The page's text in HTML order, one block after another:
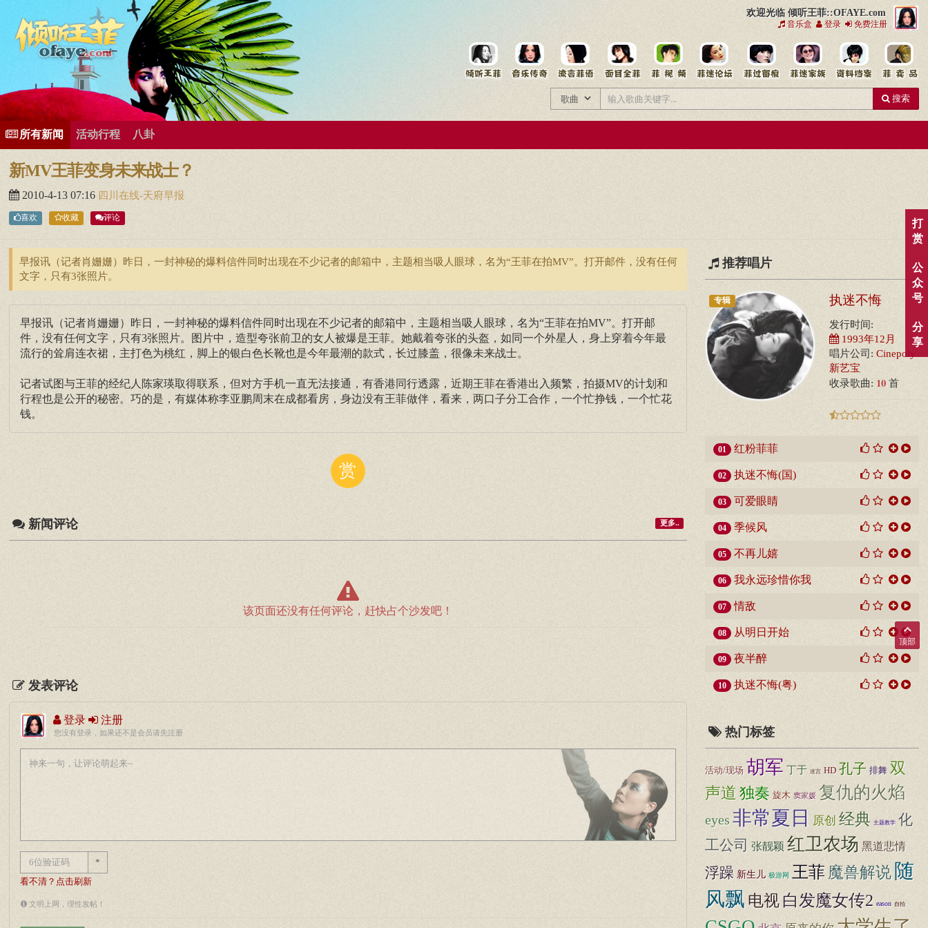
欢迎光临 倾听王菲::OFAYE.com
音乐盒 登录 免费注册
有歌曲专辑
王菲新闻王菲的精美图片王菲精彩视频王菲论坛给王菲留言用户中心王菲资料档案
搜索
所有新闻 活动行程 八卦
新MV王菲变身未来战士？
2010-4-13 07:16 四川在线-天府早报
喜欢 收藏 评论
早报讯（记者肖姗姗）昨日，一封神秘的爆料信件同时出现在不少记者的邮箱中，主题相当吸人眼球，名为“王菲在拍MV”。打开邮件，没有任何
文字，只有3张照片。
早报讯（记者肖姗姗）昨日，一封神秘的爆料信件同时出现在不少记者的邮箱中，主题相当吸人眼球，名为“王菲在拍MV”。打开邮
件，没有任何文字，只有3张照片。图片中，造型夸张前卫的女人被爆是王菲。她戴着夸张的头盔，如同一个外星人，身上穿着今年最
流行的耸肩连衣裙，主打色为桃红，脚上的银白色长靴也是今年最潮的款式，长过膝盖，很像未来战士。
记者试图与王菲的经纪人陈家瑛取得联系，但对方手机一直无法接通，有香港同行透露，近期王菲在香港出入频繁，拍摄MV的计划和
行程也是公开的秘密。巧的是，有媒体称李亚鹏周末在成都看房，身边没有王菲做伴，看来，两口子分工合作，一个忙挣钱，一个忙花
钱。
赏
新闻评论 更多..
该页面还没有任何评论，赶快占个沙发吧！
发表评论
登录 注册
您没有登录，如果还不是会员请先注册
*
看不清？点击刷新
文明上网，理性发帖！
推荐唱片
专辑 执迷不悔
发行时间:
1993年12月
唱片公司: Cinepoly
新艺宝
收录歌曲: 10 首
01 红粉菲菲
02 执迷不悔(国)
03 可爱眼睛
04 季候风
05 不再儿嬉
06 我永远珍惜你我
07 情敌
08 从明日开始
09 夜半醉
10 执迷不悔(粤)
热门标签
活动/现场 胡军 丁于 迷宫 HD 孔子 排舞 双
声道 独奏 旋木 窦家媛 复仇的火焰
eyes非常夏日 原创 经典 主题教学 化
工公司 张靓颖 红卫农场 黑道悲情
浮躁 新生儿 极游网 王菲 魔兽解说 随
风飘 电视 白发魔女传2 eason 自拍
打
赏
公
众
号
分
享
顶部